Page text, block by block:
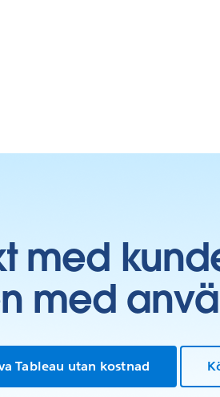
med
med
Tableau utan kostnad